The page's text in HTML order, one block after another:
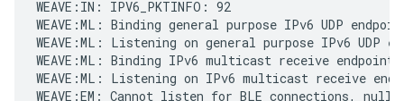
WEAVE:IN: IPV6_PKTINFO: 92
WEAVE:ML: Binding general purpose IPv6 UDP
WEAVE:ML: Listening on general purpose IPv6 UDP
WEAVE:ML: Binding IPv6 multicast receive
WEAVE:ML: Listening on IPv6 multicast receive
WEAVE:EM: Cannot listen for BLE connections, null